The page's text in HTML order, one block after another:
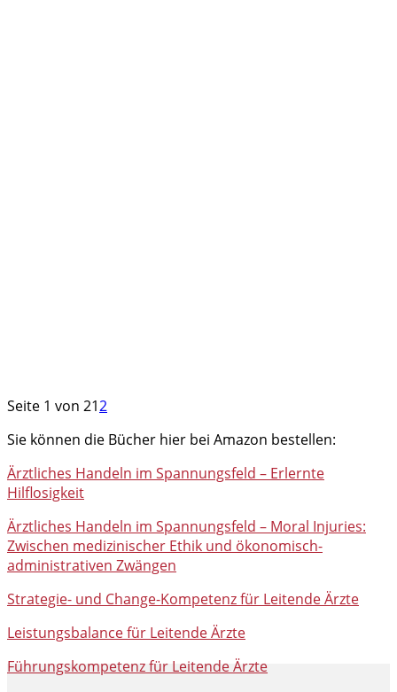
Seite 1 von 212
Sie können die Bücher hier bei Amazon bestellen:
Ärztliches Handeln im Spannungsfeld – Erlernte
Hilflosigkeit
Ärztliches Handeln im Spannungsfeld – Moral Injuries:
Zwischen medizinischer Ethik und ökonomisch-
administrativen Zwängen
Strategie- und Change-Kompetenz für Leitende Ärzte
Leistungsbalance für Leitende Ärzte
Führungskompetenz für Leitende Ärzte